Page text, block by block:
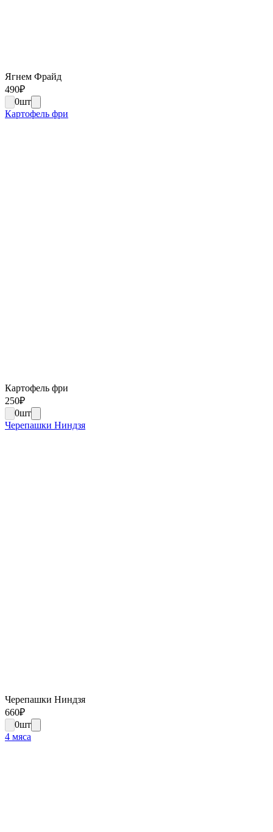
Ягнем Фрайд
490₽
0шт
Картофель фри
Картофель фри
250₽
0шт
Черепашки Ниндзя
Черепашки Ниндзя
660₽
0шт
4 мяса